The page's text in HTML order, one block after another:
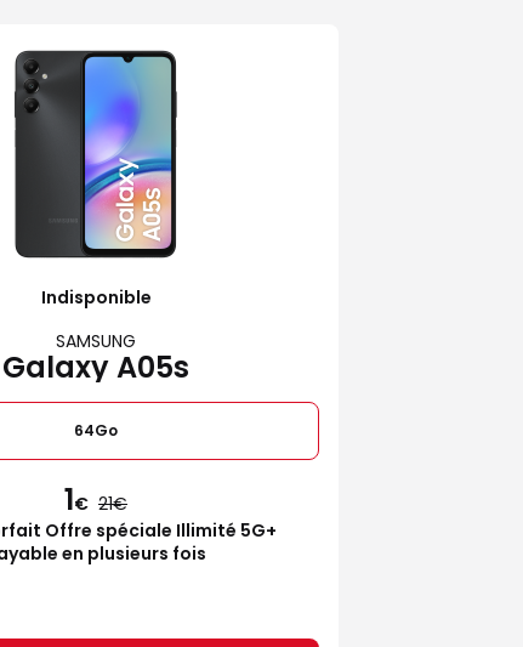
Indisponible
SAMSUNG
Galaxy A05s
64Go
1€ 21
Offre spéciale Illimité 5G+
en plusieurs fois